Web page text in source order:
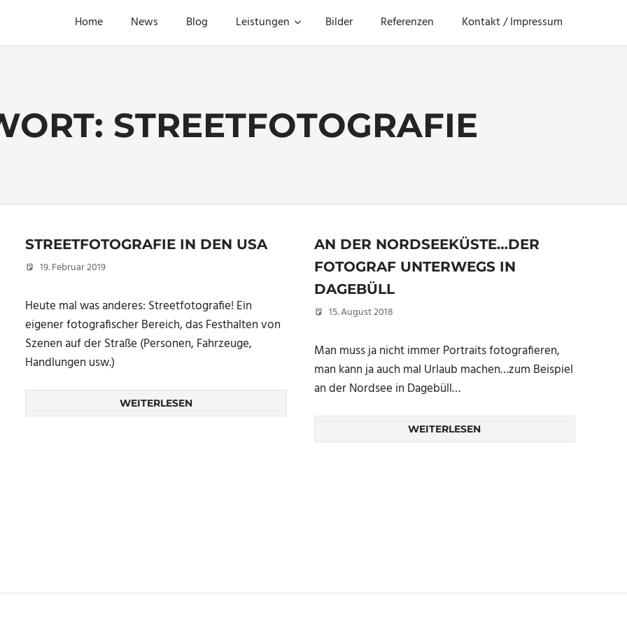
Home News Blog Leistungen Bilder Referenzen Kontakt / Impressum
STREETFOTOGRAFIE
STREETFOTOGRAFIE IN DEN USA
19. Februar 2019
Heute mal was anderes: Streetfotografie! Ein
eigener fotografischer Bereich, das Festhalten von
Szenen auf der Straße (Personen, Fahrzeuge,
Handlungen usw.)
WEITERLESEN
AN DER NORDSEEKÜSTE…DER
FOTOGRAF UNTERWEGS IN
DAGEBÜLL
15. August 2018
Man muss ja nicht immer Portraits fotografieren,
man kann ja auch mal Urlaub machen…zum Beispiel
an der Nordsee in Dagebüll…
WEITERLESEN